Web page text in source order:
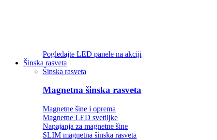
Pogledajte LED panele na akciji
Šinska rasveta
Šinska rasveta
Magnetna šinska rasveta
Magnetne šine i oprema
Magnetne LED svetiljke
Napajanja za magnetne šine
SLIM magnetna šinska rasveta